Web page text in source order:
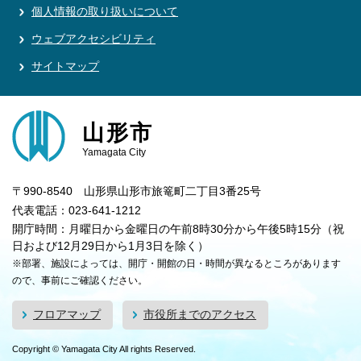
個人情報の取り扱いについて
ウェブアクセシビリティ
サイトマップ
山形市
Yamagata City
〒990-8540 山形県山形市旅篭町二丁目3番25号
代表電話：023-641-1212
開庁時間：月曜日から金曜日の午前8時30分から午後5時15分（祝
日および12月29日から1月3日を除く）
※部署、施設によっては、開庁・開館の日・時間が異なるところがあります
ので、事前にご確認ください。
フロアマップ 市役所までのアクセス
Copyright © Yamagata City All rights Reserved.